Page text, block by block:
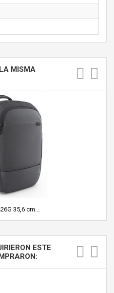
MISMA
35,6 cm...
ESTE